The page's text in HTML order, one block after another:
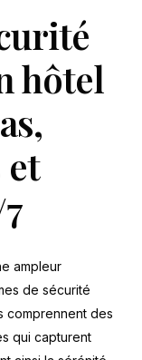
hôtel
et
ampleur
de sécurité
comprennent des
qui capturent